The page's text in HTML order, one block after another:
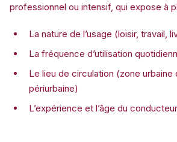
professionnel ou intensif, qui expose à
La nature de l’usage (loisir, travail,
La fréquence d’utilisation
Le lieu de circulation (zone urbaine
périurbaine)
L’expérience et l’âge du conducteur